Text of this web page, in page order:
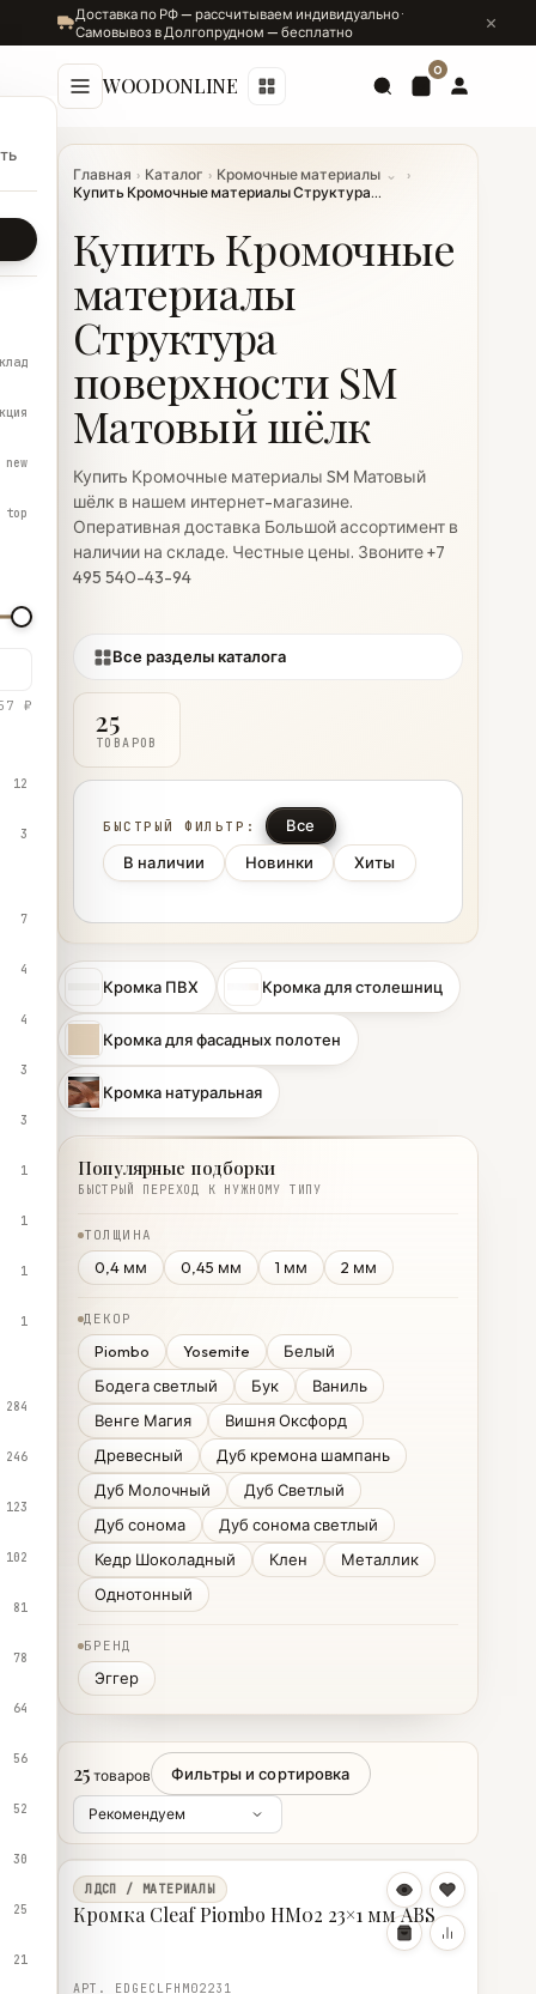
Доставка по РФ — рассчитываем индивидуально ·
Самовывоз в Долгопрудном — бесплатно
WOODONLINE
0
Главная › Каталог › Кромочные материалы ⌄
›
Купить Кромочные материалы Структура...
Купить Кромочные
материалы
Структура
поверхности SM
Матовый шёлк
Купить Кромочные материалы SM Матовый
шёлк в нашем интернет-магазине.
Оперативная доставка Большой ассортимент в
наличии на складе. Честные цены. Звоните +7
495 540-43-94
Все разделы каталога
25
ТОВАРОВ
БЫСТРЫЙ ФИЛЬТР:
Все
В наличии
Новинки Хиты
new
top
₽
12
3
7
4
4
3
3
1
1
1
1
284
246
123
102
81
78
64
56
52
30
25
21
Кромка ПВХ Кромка для столешниц
Кромка для фасадных полотен
Кромка натуральная
Популярные подборки
БЫСТРЫЙ ПЕРЕХОД К НУЖНОМУ ТИПУ
ТОЛЩИНА
0,4 мм 0,45 мм 1 мм 2 мм
ДЕКОР
Piombo Yosemite
Белый
Бодега светлый
Бук
Ваниль
Венге Магия
Вишня Оксфорд
Древесный
Дуб кремона шампань
Дуб Молочный
Дуб Светлый
Дуб сонома
Дуб сонома светлый
Кедр Шоколадный
Клен
Металлик
Однотонный
БРЕНД
Эггер
25 товаров Фильтры и сортировка
ЛДСП / МАТЕРИАЛЫ
Кромка Cleaf Piombo HM02 23×1 мм ABS
АРТ. EDGECLFHM02231